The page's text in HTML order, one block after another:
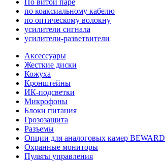
По витой паре
по коаксиальному кабелю
по оптическому волокну
усилители сигнала
усилители-разветвители
Аксессуары
Жесткие диски
Кожуха
Кронштейны
ИК-подсветки
Микрофоны
Блоки питания
Грозозащита
Разъемы
Опции для аналоговых камер BEWARD
Охранные мониторы
Пульты управления